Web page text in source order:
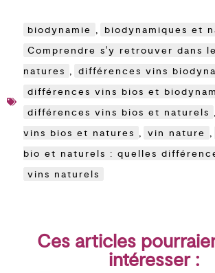
biodynamie , biodynamiques et
Comprendre s'y retrouver dans
natures , différences vins
différences vins bios et
différences vins bios et naturels ,
vins bios et natures , vin nature ,
bio et naturels : quelles
vins naturels
Ces articles
intéresser :